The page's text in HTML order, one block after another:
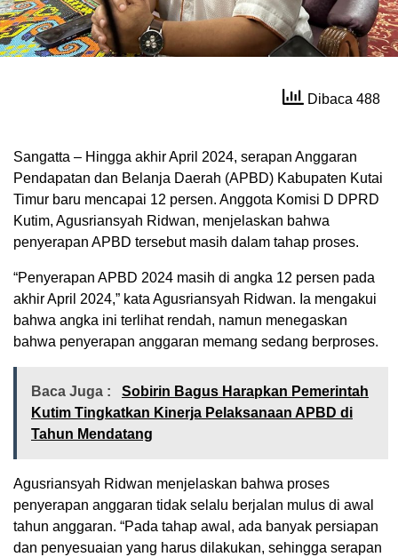
Dibaca 488
Sangatta – Hingga akhir April 2024, serapan Anggaran
Pendapatan dan Belanja Daerah (APBD) Kabupaten Kutai
Timur baru mencapai 12 persen. Anggota Komisi D DPRD
Kutim, Agusriansyah Ridwan, menjelaskan bahwa
penyerapan APBD tersebut masih dalam tahap proses.
“Penyerapan APBD 2024 masih di angka 12 persen pada
akhir April 2024,” kata Agusriansyah Ridwan. Ia mengakui
bahwa angka ini terlihat rendah, namun menegaskan
bahwa penyerapan anggaran memang sedang berproses.
Baca Juga :
Sobirin Bagus Harapkan Pemerintah
Kutim Tingkatkan Kinerja Pelaksanaan APBD di
Tahun Mendatang
Agusriansyah Ridwan menjelaskan bahwa proses
penyerapan anggaran tidak selalu berjalan mulus di awal
tahun anggaran. “Pada tahap awal, ada banyak persiapan
dan penyesuaian yang harus dilakukan, sehingga serapan